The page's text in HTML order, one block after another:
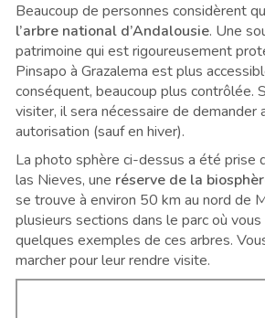
Beaucoup de personnes considèrent
l’arbre national d’Andalousie. Une
patrimoine qui est rigoureusement
Pinsapo à Grazalema est plus
conséquent, beaucoup plus contrôlée.
visiter, il sera nécessaire de demander
autorisation (sauf en hiver).
La photo sphère ci-dessus a été prise
las Nieves, une réserve de la
se trouve à environ 50 km au nord de
plusieurs sections dans le parc où
quelques exemples de ces arbres.
marcher pour leur rendre visite.